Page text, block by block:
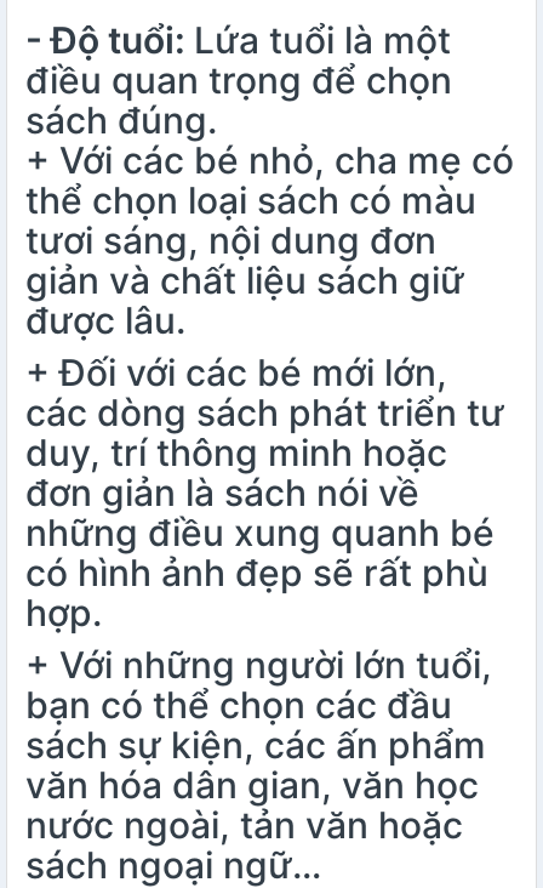
- Độ tuổi: Lứa tuổi là một
điều quan trọng để chọn
sách đúng.
+ Với các bé nhỏ, cha mẹ có
thể chọn loại sách có màu
tươi sáng, nội dung đơn
giản và chất liệu sách giữ
được lâu.
+ Đối với các bé mới lớn,
các dòng sách phát triển tư
duy, trí thông minh hoặc
đơn giản là sách nói về
những điều xung quanh bé
có hình ảnh đẹp sẽ rất phù
hợp.
+ Với những người lớn tuổi,
bạn có thể chọn các đầu
sách sự kiện, các ấn phẩm
văn hóa dân gian, văn học
nước ngoài, tản văn hoặc
sách ngoại ngữ…